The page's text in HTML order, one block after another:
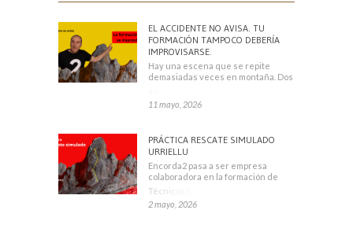
EL ACCIDENTE NO AVISA. TU
FORMACIÓN TAMPOCO DEBERÍA
IMPROVISARSE.
Hay una escena que se repite
demasiadas veces en montaña. Dos
11 mayo, 2026
PRÁCTICA RESCATE SIMULADO
URRIELLU
Encorda2 pasa a ser empresa
colaboradora en la formación de
Técnicos Deportivos
2 mayo, 2026